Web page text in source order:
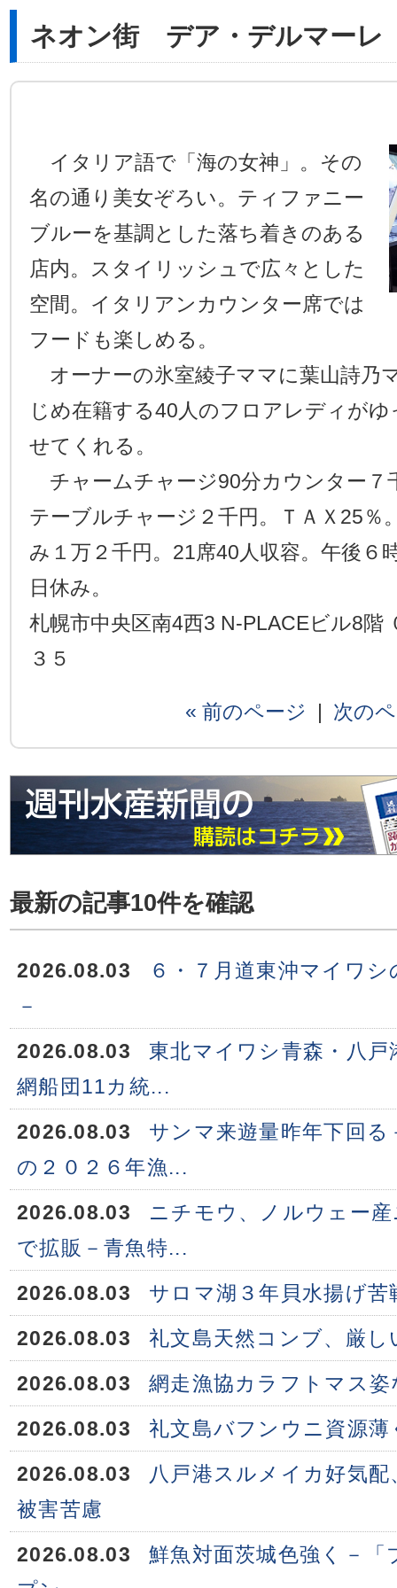
ネオン街 デア・デルマーレ
イタリア語で「海の女神」。その
名の通り美女ぞろい。ティファニー
ブルーを基調とした落ち着きのある
店内。スタイリッシュで広々とした
空間。イタリアンカウンター席では
フードも楽しめる。
オーナーの氷室綾子ママに葉山詩乃
じめ在籍する40人のフロアレディが
せてくれる。
チャームチャージ90分カウンター７
テーブルチャージ２千円。ＴＡＸ25％
み１万２千円。21席40人収容。午後６
日休み。
札幌市中央区南4西3 N-PLACEビル8階
３５
« 前のページ | 次の
最新の記事10件を確認
2026.08.03
６・７月道東沖マイワ
－
2026.08.03
東北マイワシ青森・八
網船団11カ統...
2026.08.03
サンマ来遊量昨年下回
の２０２６年漁...
2026.08.03
ニチモウ、ノルウェー
で拡販－青魚特...
2026.08.03
サロマ湖３年貝水揚げ苦
2026.08.03
礼文島天然コンブ、厳し
2026.08.03
網走漁協カラフトマス
2026.08.03
礼文島バフンウニ資源薄
2026.08.03
八戸港スルメイカ好気
被害苦慮
2026.08.03
鮮魚対面茨城色強く－